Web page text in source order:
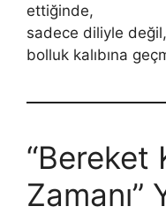
ettiğinde,
sadece diliyle
bolluk kalıbına
“Bereket
Zamanı”